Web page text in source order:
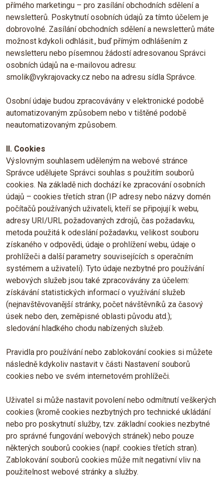
přímého marketingu – pro zasílání obchodních sdělení a
newsletterů. Poskytnutí osobních údajů za tímto účelem je
dobrovolné. Zasílání obchodních sdělení a newsletterů máte
možnost kdykoli odhlásit., buď přímým odhlášením z
newsletteru nebo písemnou žádostí adresovanou Správci
osobních údajů na e-mailovou adresu:
smolik@vykrajovacky.cz nebo na adresu sídla Správce.
Osobní údaje budou zpracovávány v elektronické podobě
automatizovaným způsobem nebo v tištěné podobě
neautomatizovaným způsobem.
II. Cookies
Výslovným souhlasem uděleným na webové stránce
Správce udělujete Správci souhlas s použitím souborů
cookies. Na základě nich dochází ke zpracování osobních
údajů – cookies třetích stran (IP adresy nebo názvy domén
počítačů používaných uživateli, kteří se připojují k webu,
adresy URI/URL požadovaných zdrojů, čas požadavku,
metoda použitá k odeslání požadavku, velikost souboru
získaného v odpovědi, údaje o prohlížení webu, údaje o
prohlížeči a další parametry souvisejících s operačním
systémem a uživateli). Tyto údaje nezbytné pro používání
webových služeb jsou také zpracovávány za účelem:
získávání statistických informací o využívání služeb
(nejnavštěvovanější stránky, počet návštěvníků za časový
úsek nebo den, zeměpisné oblasti původu atd.);
sledování hladkého chodu nabízených služeb.
Pravidla pro používání nebo zablokování cookies si můžete
následně kdykoliv nastavit v části Nastavení souborů
cookies nebo ve svém internetovém prohlížeči.
Uživatel si může nastavit povolení nebo odmítnutí veškerých
cookies (kromě cookies nezbytných pro technické ukládání
nebo pro poskytnutí služby, tzv. základní cookies nezbytné
pro správné fungování webových stránek) nebo pouze
některých souborů cookies (např. cookies třetích stran).
Zablokování souborů cookies může mít negativní vliv na
použitelnost webové stránky a služby.